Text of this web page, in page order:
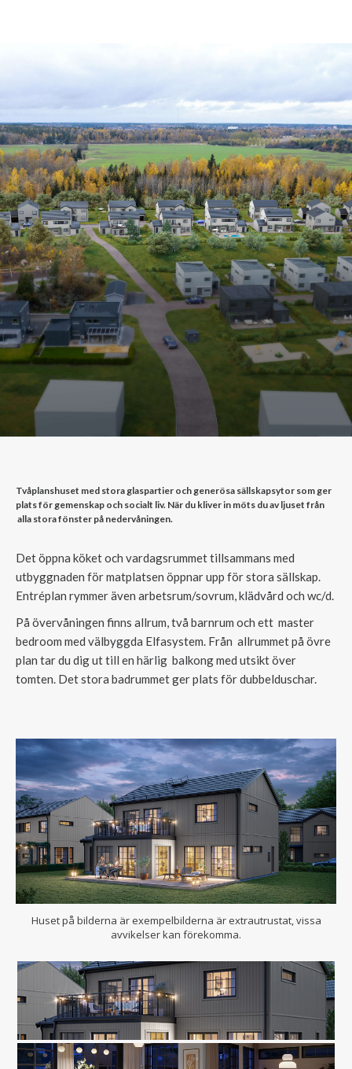
Tvåplanshuset med stora glaspartier och generösa sällskapsytor som ger
plats för gemenskap och socialt liv. När du kliver in möts du av ljuset från
alla stora fönster på nedervåningen.
Det öppna köket och vardagsrummet tillsammans med
utbyggnaden för matplatsen öppnar upp för stora sällskap.
Entréplan rymmer även arbetsrum/sovrum, klädvård och wc/d.
På övervåningen finns allrum, två barnrum och ett master
bedroom med välbyggda Elfasystem. Från allrummet på övre
plan tar du dig ut till en härlig balkong med utsikt över
tomten. Det stora badrummet ger plats för dubbelduschar.
Huset på bilderna är exempelbilderna är extrautrustat, vissa
avvikelser kan förekomma.